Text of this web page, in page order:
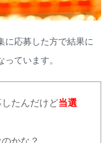
に応募した方で結果に
ています。
たんだけど当選